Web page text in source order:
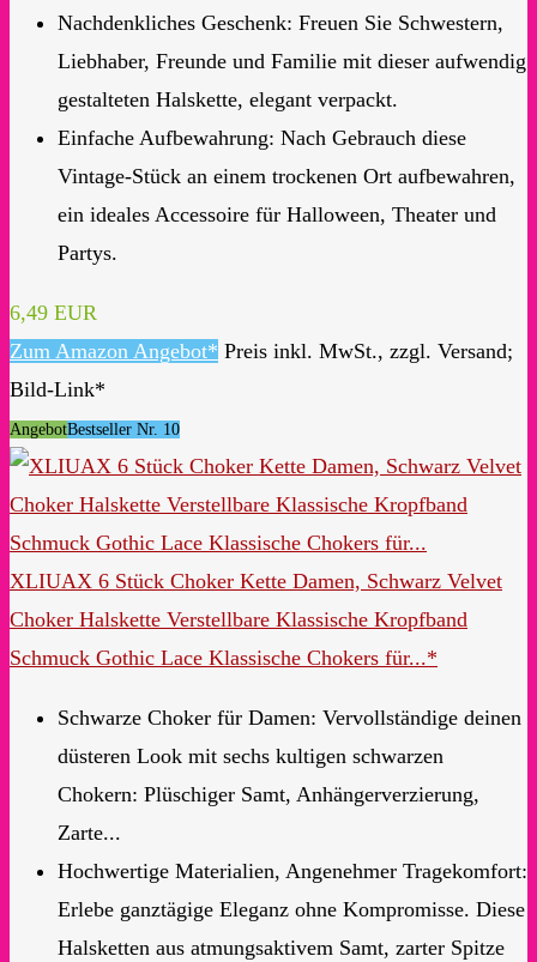
Nachdenkliches Geschenk: Freuen Sie Schwestern,
Liebhaber, Freunde und Familie mit dieser aufwendig
gestalteten Halskette, elegant verpackt.
Einfache Aufbewahrung: Nach Gebrauch diese
Vintage-Stück an einem trockenen Ort aufbewahren,
ein ideales Accessoire für Halloween, Theater und
Partys.
6,49 EUR
Zum Amazon Angebot* Preis inkl. MwSt., zzgl. Versand;
Bild-Link*
AngebotBestseller Nr. 10
XLIUAX 6 Stück Choker Kette Damen, Schwarz Velvet
Choker Halskette Verstellbare Klassische Kropfband
Schmuck Gothic Lace Klassische Chokers für...*
Schwarze Choker für Damen: Vervollständige deinen
düsteren Look mit sechs kultigen schwarzen
Chokern: Plüschiger Samt, Anhängerverzierung,
Zarte...
Hochwertige Materialien, Angenehmer Tragekomfort:
Erlebe ganztägige Eleganz ohne Kompromisse. Diese
Halsketten aus atmungsaktivem Samt, zarter Spitze